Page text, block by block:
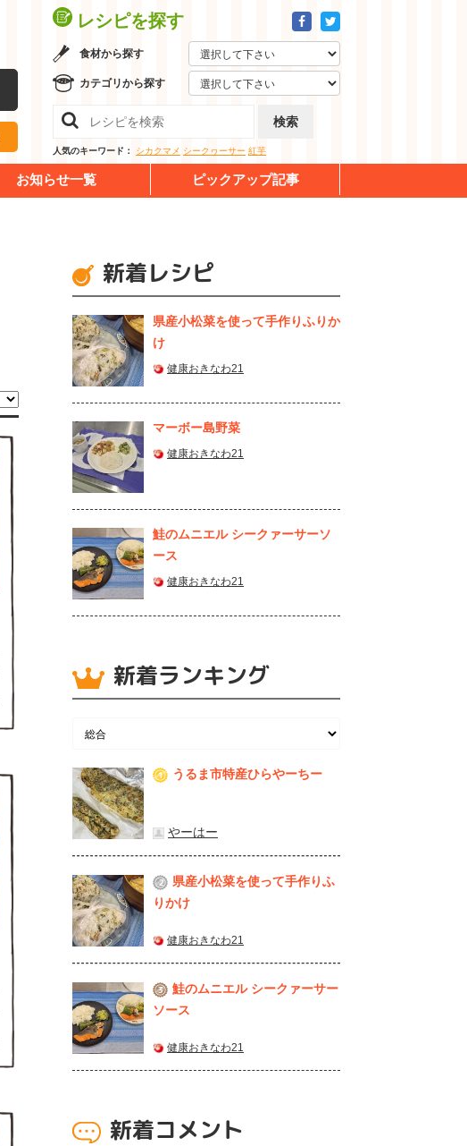
レシピを探す
食材から探す
カテゴリから探す
検索
人気のキーワード： シカクマメ シークヮーサー 紅芋
お知らせ一覧 ピックアップ記事
新着レシピ
県産⼩松菜を使って⼿作りふりか
け
健康おきなわ21
マーボー島野菜
健康おきなわ21
鮭のムニエル シークァーサーソ
ース
健康おきなわ21
新着ランキング
1 うるま市特産ひらやーちー
やーはー
2
県産⼩松菜を使って⼿作りふ
りかけ
健康おきなわ21
3
鮭のムニエル シークァーサー
ソース
健康おきなわ21
新着コメント